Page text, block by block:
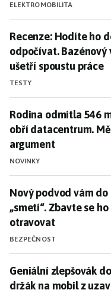
ELEKTROMOBILITA
Recenze: Hodíte ho
Recenze: Hodíte ho
odpočívat. Bazénový
ušetří spoustu práce
TESTY
Rodina odmítla 546
Rodina odmítla 546
obří datacentrum.
argument
NOVINKY
Nový podvod vám
Nový podvod vám
„smetí“. Zbavte se
otravovat
BEZPEČNOST
Geniální zlepšovák
Geniální zlepšovák
držák na mobil z